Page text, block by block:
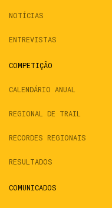
NOTÍCIAS
ENTREVISTAS
COMPETIÇÃO
CALENDÁRIO ANUAL
REGIONAL DE TRAIL
RECORDES REGIONAIS
RESULTADOS
COMUNICADOS